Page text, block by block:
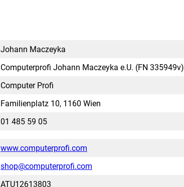
Johann Maczeyka
Computerprofi Johann Maczeyka e.U. (FN 335949v)
Computer Profi
Familienplatz 10, 1160 Wien
01 485 59 05
www.computerprofi.com
shop@computerprofi.com
ATU12613803